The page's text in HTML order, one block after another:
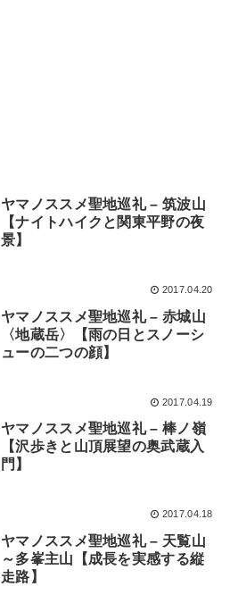
ヤマノススメ聖地巡礼 – 筑波山
【ナイトハイクと関東平野の夜
景】
2017.04.20
ヤマノススメ聖地巡礼 – 赤城山
〈地蔵岳〉【雨の日とスノーシ
ューの二つの顔】
2017.04.19
ヤマノススメ聖地巡礼 – 棒ノ嶺
【沢歩きと山頂展望の奥武蔵入
門】
2017.04.18
ヤマノススメ聖地巡礼 – 天覧山
～多峯主山【成長を実感する縦
走路】